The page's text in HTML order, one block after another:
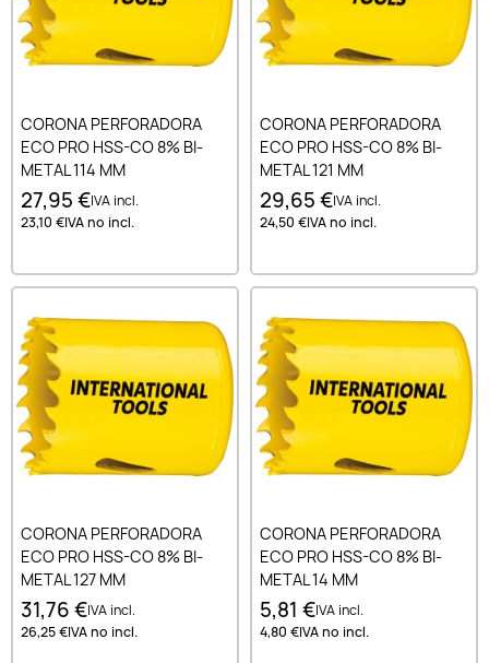
CORONA PERFORADORA
ECO PRO HSS-CO 8% BI-
METAL 114 MM
27,95 €IVA incl.
23,10 €IVA no incl.
CORONA PERFORADORA
ECO PRO HSS-CO 8% BI-
METAL 121 MM
29,65 €IVA incl.
24,50 €IVA no incl.
CORONA PERFORADORA
ECO PRO HSS-CO 8% BI-
METAL 127 MM
31,76 €IVA incl.
26,25 €IVA no incl.
CORONA PERFORADORA
ECO PRO HSS-CO 8% BI-
METAL 14 MM
5,81 €IVA incl.
4,80 €IVA no incl.